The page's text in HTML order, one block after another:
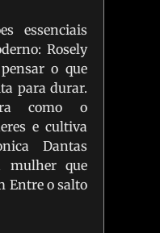
essenciais
Rosely
o que
para durar.
como o
e cultiva
Dantas
mulher que
Entre o salto